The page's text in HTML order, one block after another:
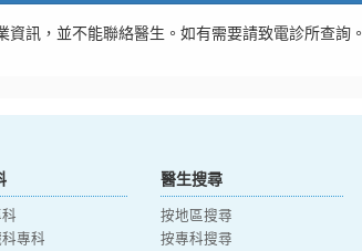
訊，並不能聯絡醫生。如有需要請致電診所查詢。
專科
醫生搜尋
按地區搜尋
按專科搜尋